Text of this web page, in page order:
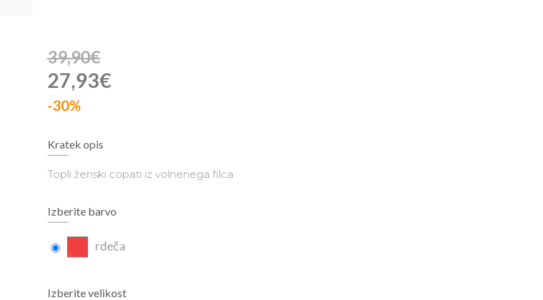
39,90€
27,93€
-30%
Kratek opis
Topli ženski copati iz volnenega filca
Izberite barvo
rdeča
Izberite velikost